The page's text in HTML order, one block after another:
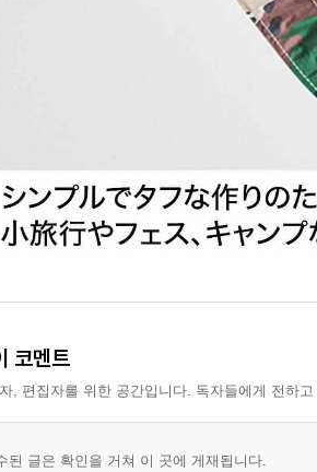
코멘트
, 편집자를 위한 공간입니다. 독자들에게 전하
된 글은 확인을 거쳐 이 곳에 게재됩니다.